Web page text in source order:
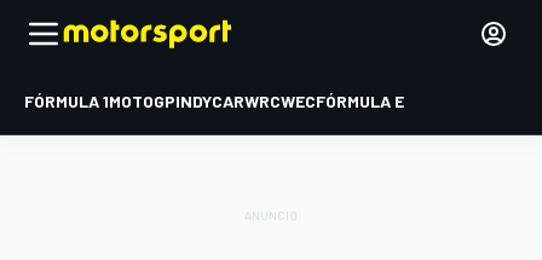
FÓRMULA 1MOTOGPINDYCARWRCWECFÓRMULA E